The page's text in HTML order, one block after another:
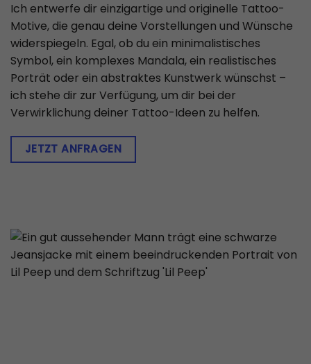
Ich entwerfe dir einzigartige und originelle Tattoo-
Motive, die genau deine Vorstellungen und Wünsche
widerspiegeln. Egal, ob du ein minimalistisches
Symbol, ein komplexes Mandala, ein realistisches
Porträt oder ein abstraktes Kunstwerk wünschst –
ich stehe dir zur Verfügung, um dir bei der
Verwirklichung deiner Tattoo-Ideen zu helfen.
JETZT ANFRAGEN